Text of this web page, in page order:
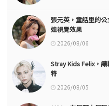
張元英，童話里的
娃視覺效果
2026/08/06
Stray Kids Felix，
特
2026/08/05